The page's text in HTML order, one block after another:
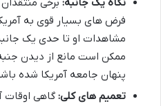
فرض های بسیار قوی به
مشاهدات او تا حدی یک
ممکن است مانع از دیدن
پنهان جامعه آمریکا شده
تعمیم های کلی: گاهی اوقات